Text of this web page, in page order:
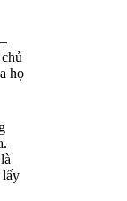
họ
lấy